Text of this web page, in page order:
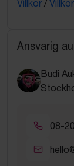
Villkor /
Ansvarig
Budi
08-